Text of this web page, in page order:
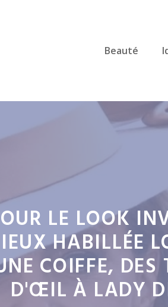
Beauté
LE LOOK
HABILLÉE
COIFFE,
D'ŒIL À LADY